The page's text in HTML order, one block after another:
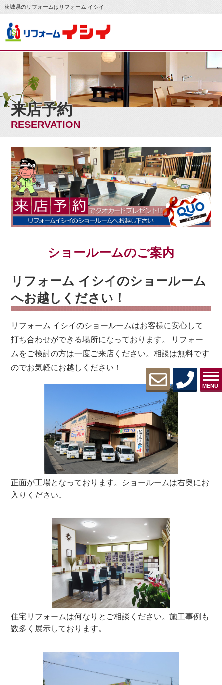
茨城県のリフォームはリフォーム イシイ
MENU
来店予約
RESERVATION
ショールームのご案内
リフォーム イシイのショールーム
へお越しください！
リフォーム イシイのショールームはお客様に安心して
打ち合わせができる場所になっております。 リフォー
ムをご検討の方は一度ご来店ください。相談は無料です
のでお気軽にお越しください！
正面が工場となっております。ショールームは右奥にお
入りください。
住宅リフォームは何なりとご相談ください。施工事例も
数多く展示しております。